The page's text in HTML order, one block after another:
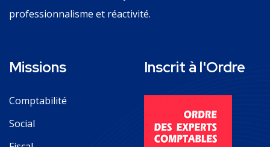
professionnalisme et réactivité.
Missions
Comptabilité
Social
Inscrit à l'Ordre